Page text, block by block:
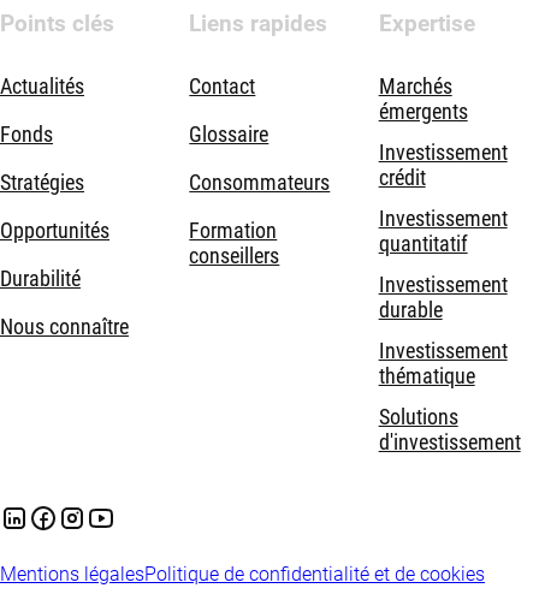
Points clés
Actualités
Fonds
Stratégies
Opportunités
Durabilité
Nous connaître
Liens rapides
Contact
Glossaire
Consommateurs
Formation
conseillers
Expertise
Marchés
émergents
Investissement
crédit
Investissement
quantitatif
Investissement
durable
Investissement
thématique
Solutions
d'investissement
Mentions légalesPolitique de confidentialité et de cookies